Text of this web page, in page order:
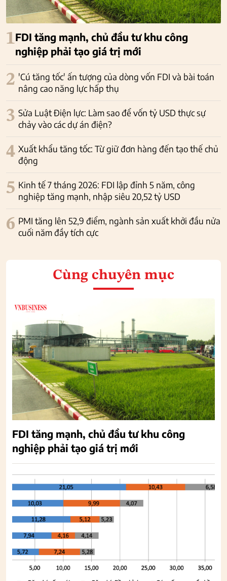
1FDI tăng mạnh, chủ đầu tư khu công
nghiệp phải tạo giá trị mới
2 'Cú tăng tốc' ấn tượng của dòng vốn FDI và bài toán
nâng cao năng lực hấp thụ
3 Sửa Luật Điện lực: Làm sao để vốn tỷ USD thực sự
chảy vào các dự án điện?
4 Xuất khẩu tăng tốc: Từ giữ đơn hàng đến tạo thế chủ
động
5 Kinh tế 7 tháng 2026: FDI lập đỉnh 5 năm, công
nghiệp tăng mạnh, nhập siêu 20,52 tỷ USD
6 PMI tăng lên 52,9 điểm, ngành sản xuất khởi đầu nửa
cuối năm đầy tích cực
Cùng chuyên mục
FDI tăng mạnh, chủ đầu tư khu công
nghiệp phải tạo giá trị mới